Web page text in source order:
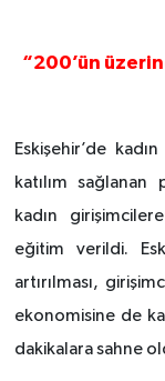
“200’ün
Eskişehir’de
katılım
kadın
eğitim verildi.
artırılması,
ekonomisine de
dakikalara sahne